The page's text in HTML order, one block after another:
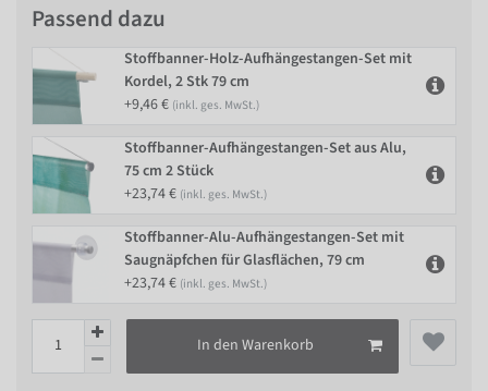
Passend dazu
Stoffbanner-Holz-Aufhängestangen-Set mit
Kordel, 2 Stk 79 cm
+9,46 € (inkl. ges. MwSt.)
Stoffbanner-Aufhängestangen-Set aus Alu,
75 cm 2 Stück
+23,74 € (inkl. ges. MwSt.)
Stoffbanner-Alu-Aufhängestangen-Set mit
Saugnäpfchen für Glasflächen, 79 cm
+23,74 € (inkl. ges. MwSt.)
In den Warenkorb